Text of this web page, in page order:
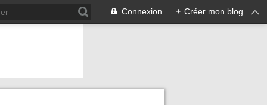
Connexion + Créer mon blog